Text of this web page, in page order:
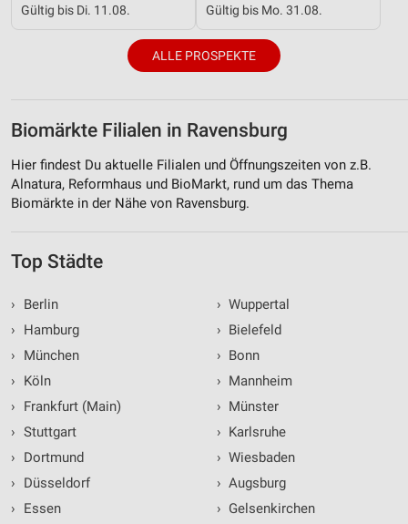
Gültig bis Di. 11.08. Gültig bis Mo. 31.08.
ALLE PROSPEKTE
Biomärkte Filialen in Ravensburg
Hier findest Du aktuelle Filialen und Öffnungszeiten von z.B.
Alnatura, Reformhaus und BioMarkt, rund um das Thema
Biomärkte in der Nähe von Ravensburg.
Top Städte
›
Berlin
›
Hamburg
›
München
›
Köln
›
Frankfurt (Main)
› Stuttgart
›
Dortmund
›
Düsseldorf
›
Essen
› Wuppertal
› Bielefeld
› Bonn
› Mannheim
› Münster
› Karlsruhe
› Wiesbaden
› Augsburg
› Gelsenkirchen